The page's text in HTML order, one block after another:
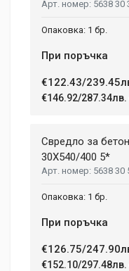
5638 30
1 бр.
При поръчка
€122.43/
€146.92/
Свредло за
30X540/400 5*
5638 30
1 бр.
При поръчка
€126.75/
€152.10/